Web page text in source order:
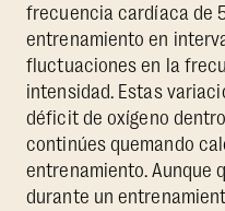
frecuencia cardíaca de
entrenamiento en
fluctuaciones en la
intensidad. Estas
déficit de oxígeno
continúes quemando
entrenamiento. Aunque
durante un